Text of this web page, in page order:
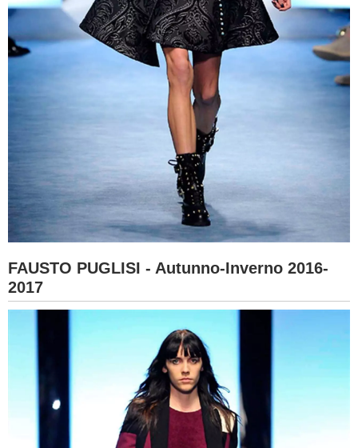
FAUSTO PUGLISI - Autunno-Inverno 2016-
2017